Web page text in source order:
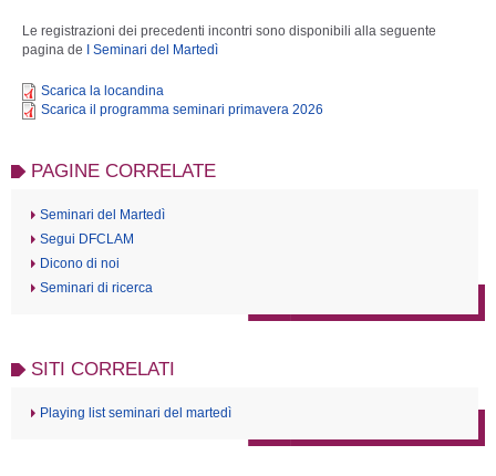
Le registrazioni dei precedenti incontri sono disponibili alla seguente
pagina de I Seminari del Martedì
Scarica la locandina
Scarica il programma seminari primavera 2026
PAGINE CORRELATE
Seminari del Martedì
Segui DFCLAM
Dicono di noi
Seminari di ricerca
SITI CORRELATI
Playing list seminari del martedì